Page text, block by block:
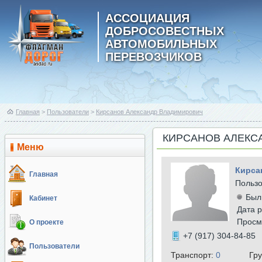
АССОЦИАЦИЯ
ДОБРОСОВЕСТНЫХ
АВТОМОБИЛЬНЫХ
ПЕРЕВОЗЧИКОВ
Главная > Пользователи > Кирсанов Александр Владимирович
Меню
Главная
Кабинет
О проекте
Пользователи
КИРСАНОВ
Был
Дата
+7 (917) 304-84-85
Транспорт: 0